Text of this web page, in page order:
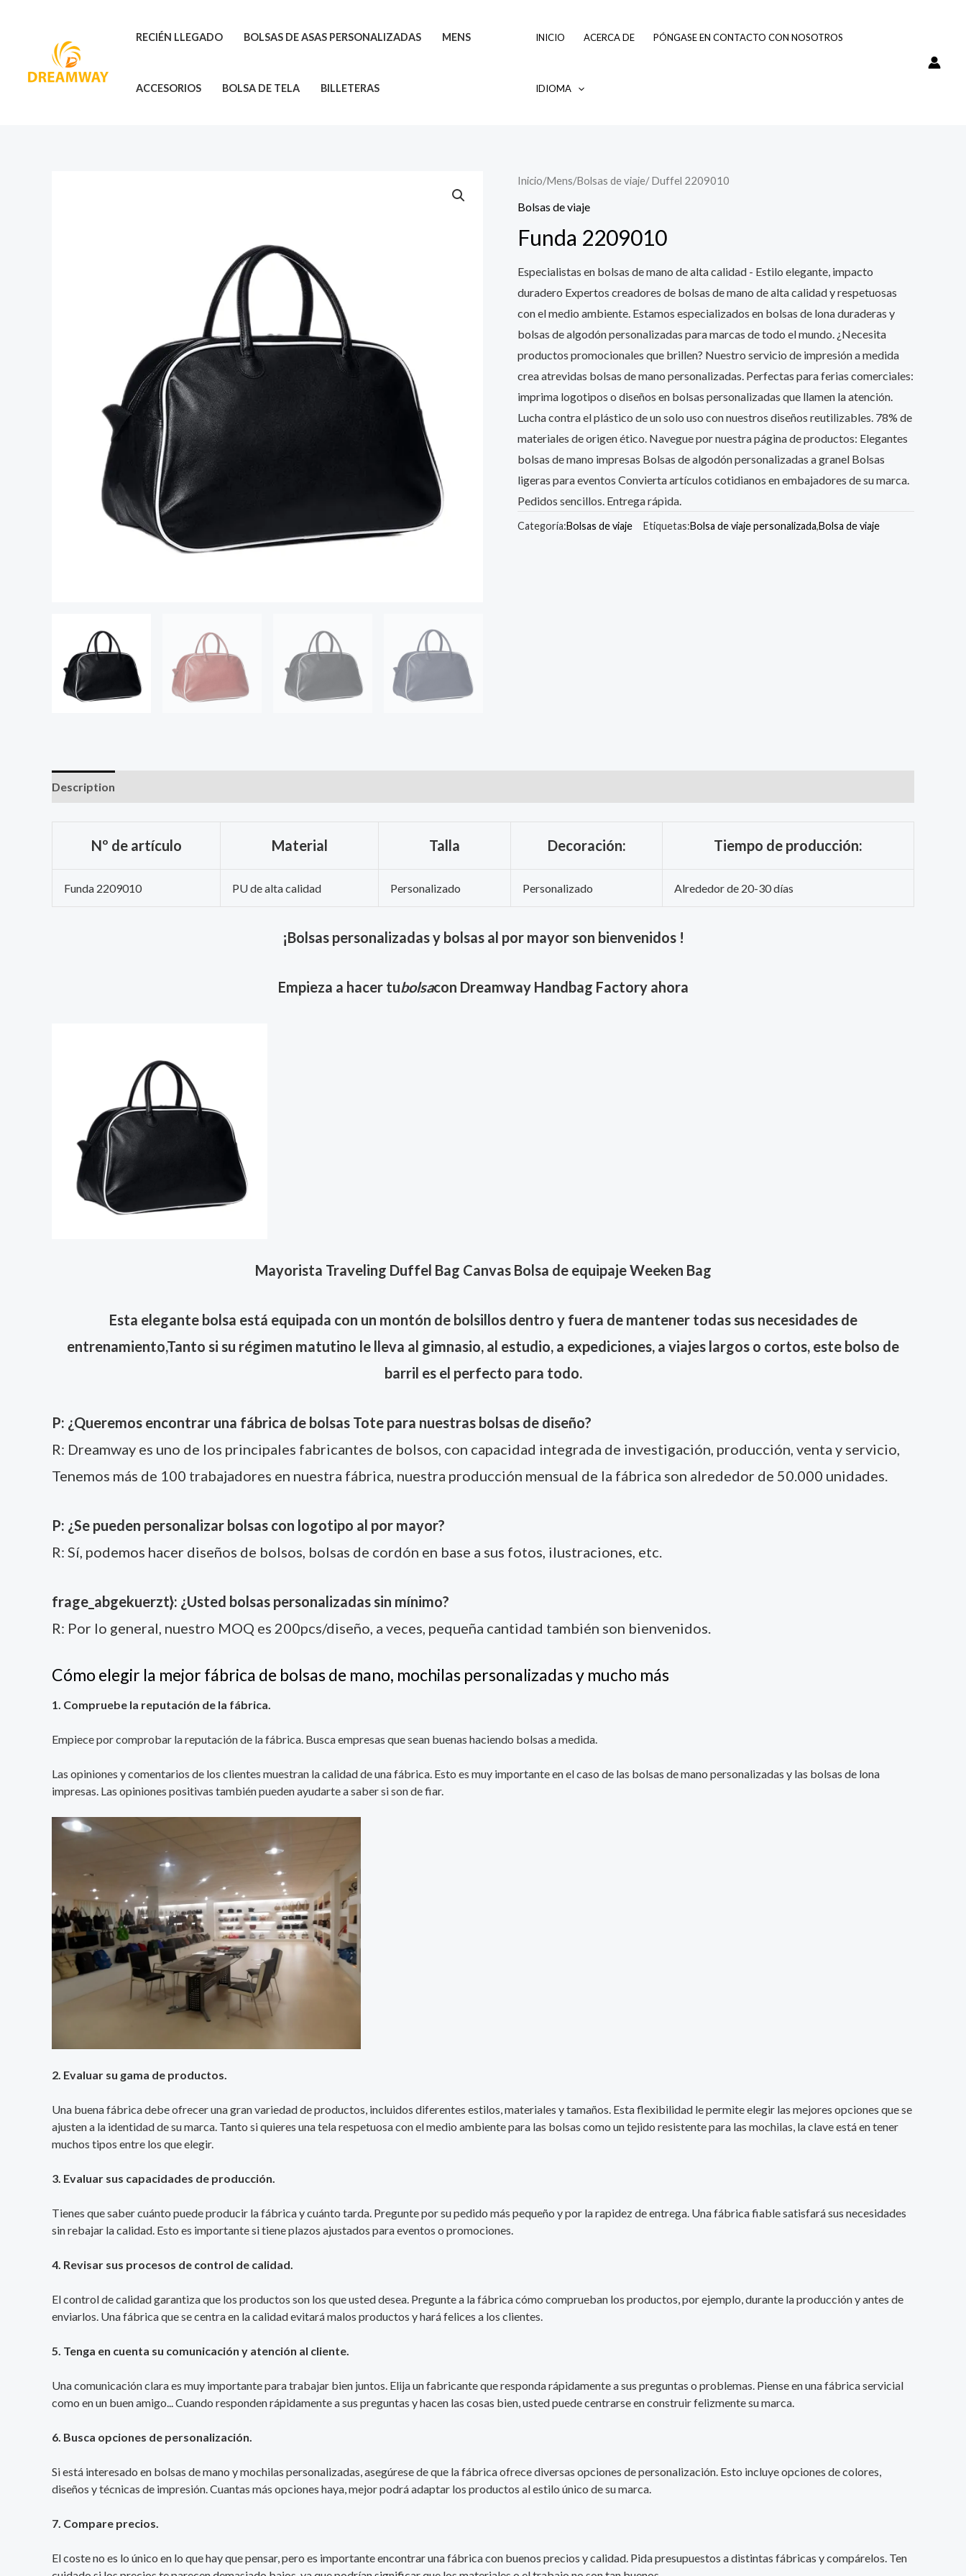
RECIÉN LLEGADO BOLSAS DE ASAS PERSONALIZADAS MENS
ACCESORIOS BOLSA DE TELA BILLETERAS
INICIO ACERCA DE PÓNGASE EN CONTACTO CON NOSOTROS
IDIOMA
Inicio/Mens/Bolsas de viaje/ Duffel 2209010
Bolsas de viaje
Funda 2209010
Especialistas en bolsas de mano de alta calidad - Estilo elegante, impacto
duradero Expertos creadores de bolsas de mano de alta calidad y respetuosas
con el medio ambiente. Estamos especializados en bolsas de lona duraderas y
bolsas de algodón personalizadas para marcas de todo el mundo. ¿Necesita
productos promocionales que brillen? Nuestro servicio de impresión a medida
crea atrevidas bolsas de mano personalizadas. Perfectas para ferias comerciales:
imprima logotipos o diseños en bolsas personalizadas que llamen la atención.
Lucha contra el plástico de un solo uso con nuestros diseños reutilizables. 78% de
materiales de origen ético. Navegue por nuestra página de productos: Elegantes
bolsas de mano impresas Bolsas de algodón personalizadas a granel Bolsas
ligeras para eventos Convierta artículos cotidianos en embajadores de su marca.
Pedidos sencillos. Entrega rápida.
Categoría:Bolsas de viaje Etiquetas:Bolsa de viaje personalizada,Bolsa de viaje
Description
Nº de artículo Material Talla Decoración: Tiempo de producción:
Funda 2209010 PU de alta calidad Personalizado Personalizado Alrededor de 20-30 días
¡Bolsas personalizadas y bolsas al por mayor son bienvenidos !
Empieza a hacer tubolsacon Dreamway Handbag Factory ahora
Mayorista Traveling Duffel Bag Canvas Bolsa de equipaje Weeken Bag
Esta elegante bolsa está equipada con un montón de bolsillos dentro y fuera de mantener todas sus necesidades de
entrenamiento,Tanto si su régimen matutino le lleva al gimnasio, al estudio, a expediciones, a viajes largos o cortos, este bolso de
barril es el perfecto para todo.
P: ¿Queremos encontrar una fábrica de bolsas Tote para nuestras bolsas de diseño?
R: Dreamway es uno de los principales fabricantes de bolsos, con capacidad integrada de investigación, producción, venta y servicio,
Tenemos más de 100 trabajadores en nuestra fábrica, nuestra producción mensual de la fábrica son alrededor de 50.000 unidades.
P: ¿Se pueden personalizar bolsas con logotipo al por mayor?
R: Sí, podemos hacer diseños de bolsos, bolsas de cordón en base a sus fotos, ilustraciones, etc.
frage_abgekuerzt}: ¿Usted bolsas personalizadas sin mínimo?
R: Por lo general, nuestro MOQ es 200pcs/diseño, a veces, pequeña cantidad también son bienvenidos.
Cómo elegir la mejor fábrica de bolsas de mano, mochilas personalizadas y mucho más
1. Compruebe la reputación de la fábrica.
Empiece por comprobar la reputación de la fábrica. Busca empresas que sean buenas haciendo bolsas a medida.
Las opiniones y comentarios de los clientes muestran la calidad de una fábrica. Esto es muy importante en el caso de las bolsas de mano personalizadas y las bolsas de lona
impresas. Las opiniones positivas también pueden ayudarte a saber si son de fiar.
2. Evaluar su gama de productos.
Una buena fábrica debe ofrecer una gran variedad de productos, incluidos diferentes estilos, materiales y tamaños. Esta flexibilidad le permite elegir las mejores opciones que se
ajusten a la identidad de su marca. Tanto si quieres una tela respetuosa con el medio ambiente para las bolsas como un tejido resistente para las mochilas, la clave está en tener
muchos tipos entre los que elegir.
3. Evaluar sus capacidades de producción.
Tienes que saber cuánto puede producir la fábrica y cuánto tarda. Pregunte por su pedido más pequeño y por la rapidez de entrega. Una fábrica fiable satisfará sus necesidades
sin rebajar la calidad. Esto es importante si tiene plazos ajustados para eventos o promociones.
4. Revisar sus procesos de control de calidad.
El control de calidad garantiza que los productos son los que usted desea. Pregunte a la fábrica cómo comprueban los productos, por ejemplo, durante la producción y antes de
enviarlos. Una fábrica que se centra en la calidad evitará malos productos y hará felices a los clientes.
5. Tenga en cuenta su comunicación y atención al cliente.
Una comunicación clara es muy importante para trabajar bien juntos. Elija un fabricante que responda rápidamente a sus preguntas o problemas. Piense en una fábrica servicial
como en un buen amigo... Cuando responden rápidamente a sus preguntas y hacen las cosas bien, usted puede centrarse en construir felizmente su marca.
6. Busca opciones de personalización.
Si está interesado en bolsas de mano y mochilas personalizadas, asegúrese de que la fábrica ofrece diversas opciones de personalización. Esto incluye opciones de colores,
diseños y técnicas de impresión. Cuantas más opciones haya, mejor podrá adaptar los productos al estilo único de su marca.
7. Compare precios.
El coste no es lo único en lo que hay que pensar, pero es importante encontrar una fábrica con buenos precios y calidad. Pida presupuestos a distintas fábricas y compárelos. Ten